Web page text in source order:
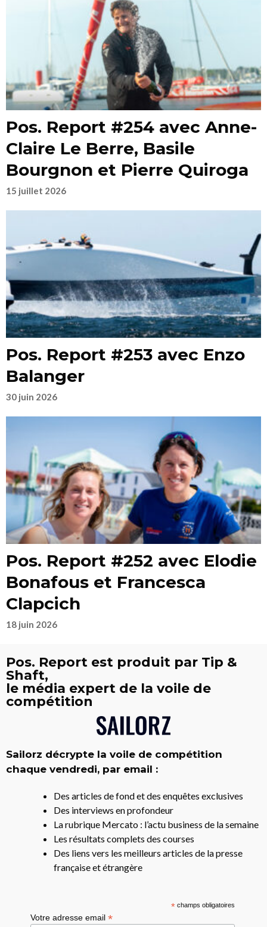
Pos. Report #254 avec Anne-
Claire Le Berre, Basile
Bourgnon et Pierre Quiroga
15 juillet 2026
Pos. Report #253 avec Enzo
Balanger
30 juin 2026
Pos. Report #252 avec Elodie
Bonafous et Francesca
Clapcich
18 juin 2026
Pos. Report est produit par Tip &
Shaft,
le média expert de la voile de
compétition
Sailorz décrypte la voile de compétition
chaque vendredi, par email :
Des articles de fond et des enquêtes exclusives
Des interviews en profondeur
La rubrique Mercato : l’actu business de la semaine
Les résultats complets des courses
Des liens vers les meilleurs articles de la presse
française et étrangère
*champs obligatoires
Votre adresse email*